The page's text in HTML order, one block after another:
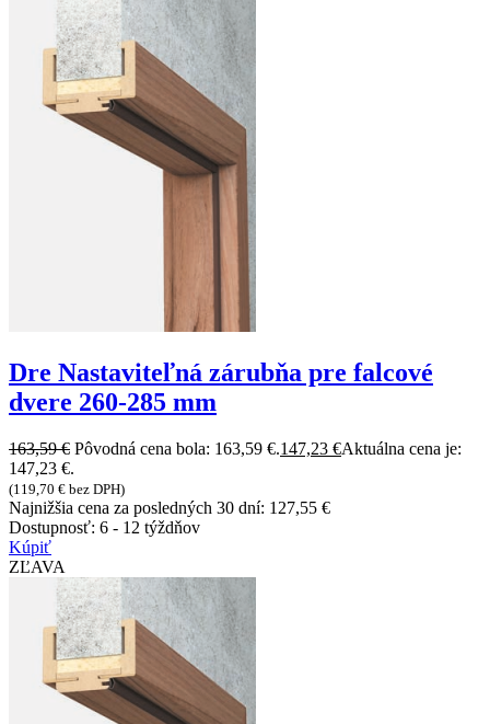
Dre Nastaviteľná zárubňa pre falcové
dvere 260-285 mm
163,59€ Pôvodná cena bola: 163,59 €.147,23 €Aktuálna cena je:
147,23 €.
(119,70 € bez DPH)
Najnižšia cena za posledných 30 dní: 127,55 €
Dostupnosť: 6 - 12 týždňov
Kúpiť
ZĽAVA